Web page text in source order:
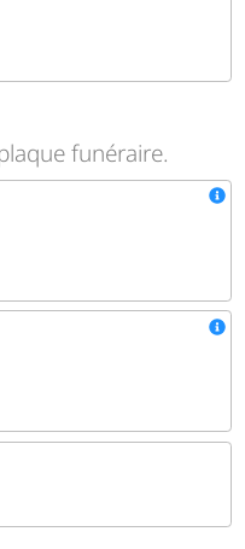
funéraire.